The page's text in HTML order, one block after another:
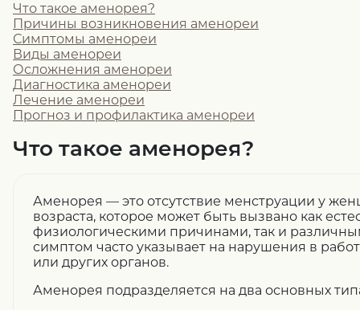
Что такое аменорея?
Причины возникновения аменореи
Симптомы аменореи
Виды аменореи
Осложнения аменореи
Диагностика аменореи
Лечение аменореи
Прогноз и профилактика аменореи
Что такое аменорея?
Аменорея — это отсутствие менструации у
возраста, которое может быть вызвано как
физиологическими причинами, так и
симптом часто указывает на нарушения в
или других органов.
Аменорея подразделяется на два основных